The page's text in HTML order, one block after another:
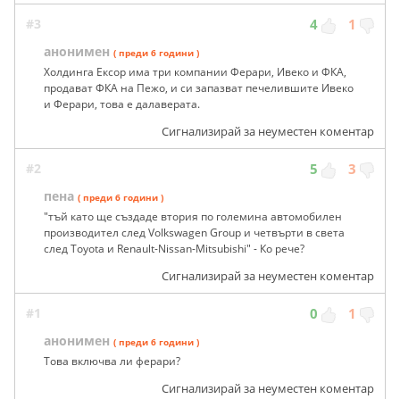
#3 4 1
анонимен ( преди 6 години )
Холдинга Ексор има три компании Ферари, Ивеко и ФКА,
продават ФКА на Пежо, и си запазват печелившите Ивеко
и Ферари, това е далаверата.
Сигнализирай за неуместен коментар
#2 5 3
пена ( преди 6 години )
"тъй като ще създаде втория по големина автомобилен
производител след Volkswagen Group и четвърти в света
след Toyota и Renault-Nissan-Mitsubishi" - Ко рече?
Сигнализирай за неуместен коментар
#1 0 1
анонимен ( преди 6 години )
Това включва ли ферари?
Сигнализирай за неуместен коментар